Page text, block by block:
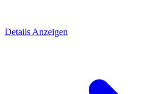
Details Anzeigen